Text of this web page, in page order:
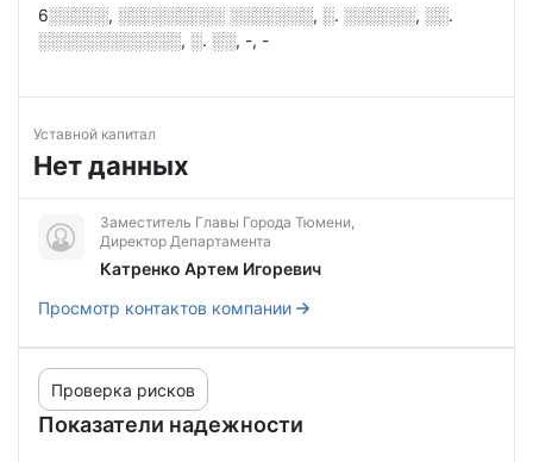
6░░░░░, ░░░░░░░░░ ░░░░░░░, ░. ░░░░░░, ░░.
░░░░░░░░░░░░, ░. ░░, -, -
Уставной капитал
Нет данных
Заместитель Главы Города Тюмени,
Директор Департамента
Катренко Артем Игоревич
Просмотр контактов компании
Показатели надежности
Проверка рисков